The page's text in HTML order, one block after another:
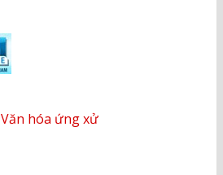
Văn hóa ứng xử